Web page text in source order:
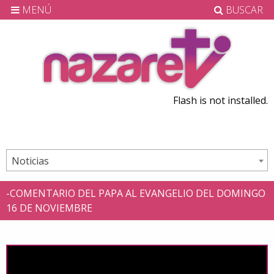
MENÚ BUSCAR
Flash is not installed.
Noticias
-COMENTARIO DEL PAPA AL EVANGELIO DEL DOMINGO
16 DE NOVIEMBRE